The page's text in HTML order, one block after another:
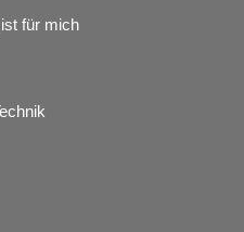
für mich